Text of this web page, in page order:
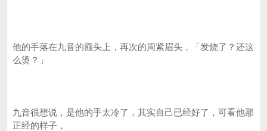
他的手落在九音的额头上，再次的周紧眉头，「发烧了？还这
么烫？」
九音很想说，是他的手太冷了，其实自己已经好了，可看他那
正经的样子，